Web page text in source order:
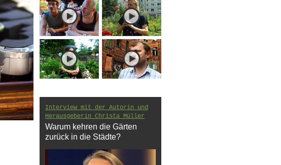
Interview mit der Autorin und
Herausgeberin Christa Müller
Warum kehren die Gärten
zurück in die Städte?